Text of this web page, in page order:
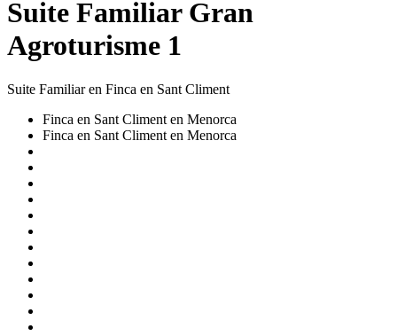
Suite Familiar Gran
Agroturisme 1
Suite Familiar en Finca en Sant Climent
Finca en Sant Climent en Menorca
Finca en Sant Climent en Menorca